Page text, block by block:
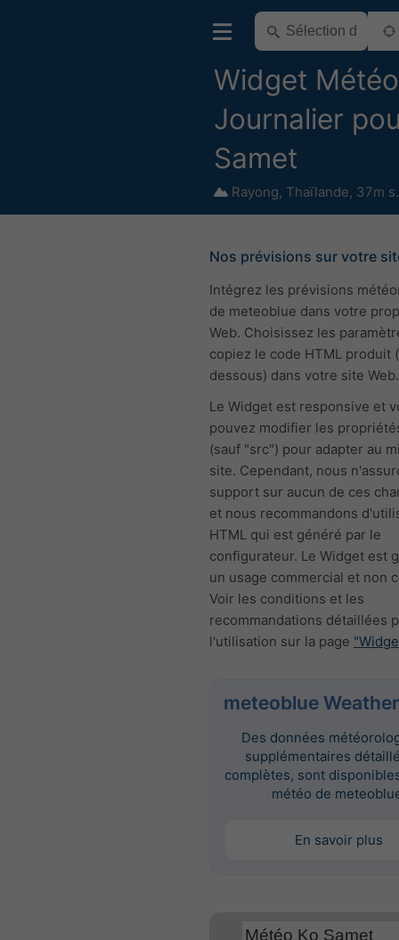
Widget Météo
Journalier
Samet
Rayong, Thaïlande, 37m
Nos prévisions sur votre
Intégrez les prévisions
de meteoblue dans votre
Web. Choisissez les
copiez le code HTML produit
dessous) dans votre site Web.
Le Widget est responsive et
pouvez modifier les
(sauf "src") pour adapter au
site. Cependant, nous
support sur aucun de ces
et nous recommandons
HTML qui est généré par le
configurateur. Le Widget est
un usage commercial et non
Voir les conditions et les
recommandations détaillées
l'utilisation sur la page
meteoblue
Des données
supplémentaires
complètes, sont
météo de
En savoir plus